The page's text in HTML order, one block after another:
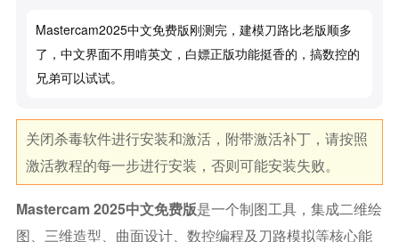
Mastercam2025中文免费版刚测完，建模刀路比老版顺多
了，中文界面不用啃英文，白嫖正版功能挺香的，搞数控的
兄弟可以试试。
关闭杀毒软件进行安装和激活，附带激活补丁，请按照
激活教程的每一步进行安装，否则可能安装失败。
Mastercam 2025中文免费版是一个制图工具，集成二维绘
图、三维造型、曲面设计、数控编程及刀路模拟等核心能